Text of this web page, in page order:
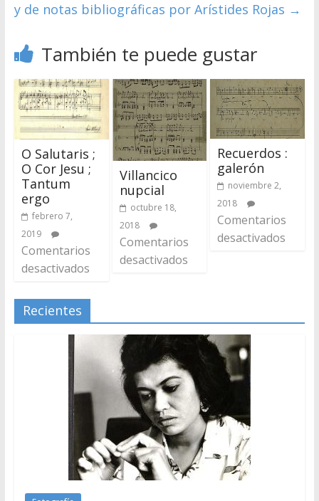
y de notas bibliográficas por Arístides Rojas →
También te puede gustar
O Salutaris ;
O Cor Jesu ;
Tantum
ergo
febrero 7,
2019
Comentarios
desactivados
Villancico
nupcial
octubre 18,
2018
Comentarios
desactivados
Recuerdos :
galerón
noviembre 2,
2018
Comentarios
desactivados
Recientes